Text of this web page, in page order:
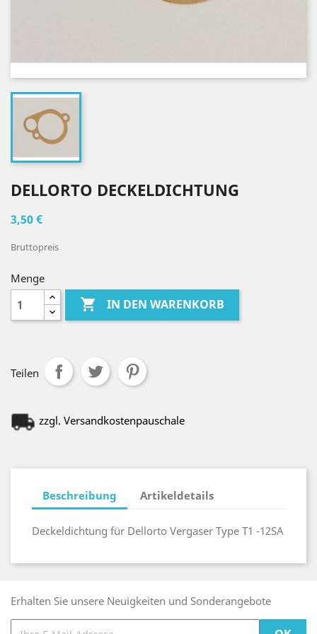
DELLORTO DECKELDICHTUNG
3,50 €
Bruttopreis
Menge
 IN DEN WARENKORB
Teilen
zzgl. Versandkostenpauschale
Beschreibung Artikeldetails
Deckeldichtung für Dellorto Vergaser Type T1 -12SA
Erhalten Sie unsere Neuigkeiten und Sonderangebote